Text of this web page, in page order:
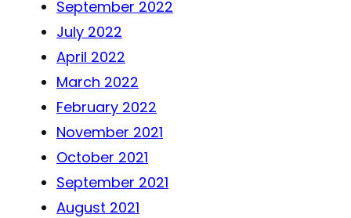
September 2022
July 2022
April 2022
March 2022
February 2022
November 2021
October 2021
September 2021
August 2021